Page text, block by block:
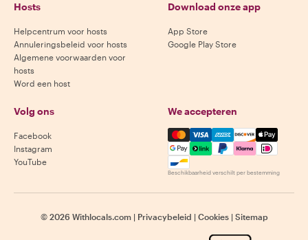
Hosts
Helpcentrum voor hosts
Annuleringsbeleid voor hosts
Algemene voorwaarden voor
hosts
Word een host
Download onze app
App Store
Google Play Store
Volg ons
Facebook
Instagram
YouTube
We accepteren
Mastercard, Visa, Amex,
Beschikbaarheid verschilt per bestemming
© 2026 Withlocals.com | Privacybeleid | Cookies | Sitemap